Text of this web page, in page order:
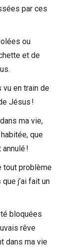
par ces
ou
et de
vu en train de
Jésus !
ma vie,
que
!
tout problème
j’ai fait un
bloquées
rêve
dans ma vie